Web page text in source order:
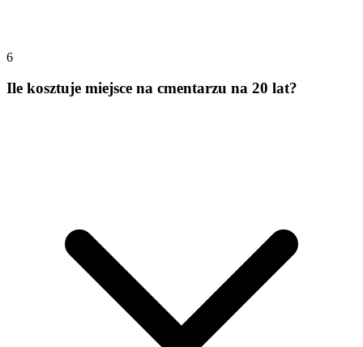
6
Ile kosztuje miejsce na cmentarzu na 20 lat?